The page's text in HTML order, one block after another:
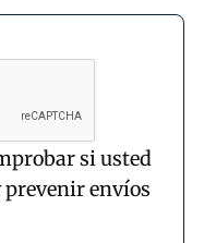
si usted
envíos